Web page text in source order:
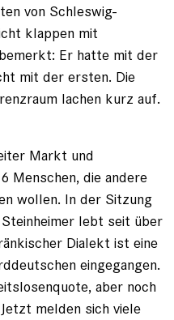
von Schleswig-
klappen mit
Er hatte mit der
mit der ersten. Die
lachen kurz auf.
Markt und
Menschen, die andere
wollen. In der Sitzung
lebt seit über
Dialekt ist eine
eingegangen.
aber noch
melden sich viele